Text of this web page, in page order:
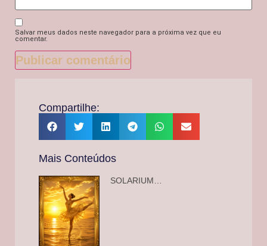
Salvar meus dados neste navegador para a próxima vez que eu
comentar.
Compartilhe:
Mais Conteúdos
SOLARIUM…